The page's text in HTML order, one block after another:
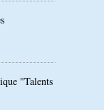
"Talents
formés à